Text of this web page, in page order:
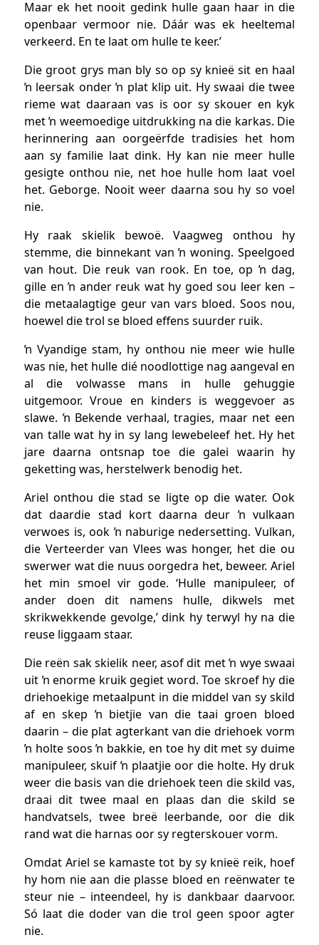
Maar ek het nooit gedink hulle gaan haar in die
openbaar vermoor nie. Dáár was ek heeltemal
verkeerd. En te laat om hulle te keer.’
Die groot grys man bly so op sy knieë sit en haal
ŉ leersak onder ŉ plat klip uit. Hy swaai die twee
rieme wat daaraan vas is oor sy skouer en kyk
met ŉ weemoedige uitdrukking na die karkas. Die
herinnering aan oorgeërfde tradisies het hom
aan sy familie laat dink. Hy kan nie meer hulle
gesigte onthou nie, net hoe hulle hom laat voel
het. Geborge. Nooit weer daarna sou hy so voel
nie.
Hy raak skielik bewoë. Vaagweg onthou hy
stemme, die binnekant van ŉ woning. Speelgoed
van hout. Die reuk van rook. En toe, op ŉ dag,
gille en ŉ ander reuk wat hy goed sou leer ken –
die metaalagtige geur van vars bloed. Soos nou,
hoewel die trol se bloed effens suurder ruik.
ŉ Vyandige stam, hy onthou nie meer wie hulle
was nie, het hulle dié noodlottige nag aangeval en
al die volwasse mans in hulle gehuggie
uitgemoor. Vroue en kinders is weggevoer as
slawe. ŉ Bekende verhaal, tragies, maar net een
van talle wat hy in sy lang lewebeleef het. Hy het
jare daarna ontsnap toe die galei waarin hy
geketting was, herstelwerk benodig het.
Ariel onthou die stad se ligte op die water. Ook
dat daardie stad kort daarna deur ŉ vulkaan
verwoes is, ook ŉ naburige nedersetting. Vulkan,
die Verteerder van Vlees was honger, het die ou
swerwer wat die nuus oorgedra het, beweer. Ariel
het min smoel vir gode. ‘Hulle manipuleer, of
ander doen dit namens hulle, dikwels met
skrikwekkende gevolge,’ dink hy terwyl hy na die
reuse liggaam staar.
Die reën sak skielik neer, asof dit met ŉ wye swaai
uit ŉ enorme kruik gegiet word. Toe skroef hy die
driehoekige metaalpunt in die middel van sy skild
af en skep ŉ bietjie van die taai groen bloed
daarin – die plat agterkant van die driehoek vorm
ŉ holte soos ŉ bakkie, en toe hy dit met sy duime
manipuleer, skuif ŉ plaatjie oor die holte. Hy druk
weer die basis van die driehoek teen die skild vas,
draai dit twee maal en plaas dan die skild se
handvatsels, twee breë leerbande, oor die dik
rand wat die harnas oor sy regterskouer vorm.
Omdat Ariel se kamaste tot by sy knieë reik, hoef
hy hom nie aan die plasse bloed en reënwater te
steur nie – inteendeel, hy is dankbaar daarvoor.
Só laat die doder van die trol geen spoor agter
nie.